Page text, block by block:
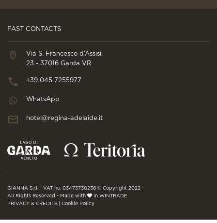
FAST CONTACTS
Via S. Francesco d’Assisi,
23 - 37016 Garda VR
+39 045 7255977
WhatsApp
hotel@regina-adelaide.it
GIANNA S.r.l. - VAT no. 03473730236 © Copyright 2022 -
All Rights Reserved - Made with
in WINTRADE
PRIVACY & CREDITS
Cookie Policy